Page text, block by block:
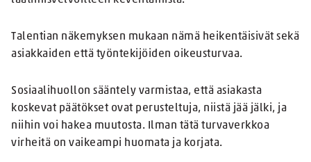
Talentian näkemyksen mukaan nämä heikentäisivät sekä
asiakkaiden että työntekijöiden oikeusturvaa.
Sosiaalihuollon sääntely varmistaa, että asiakasta
koskevat päätökset ovat perusteltuja, niistä jää jälki, ja
niihin voi hakea muutosta. Ilman tätä turvaverkkoa
virheitä on vaikeampi huomata ja korjata.